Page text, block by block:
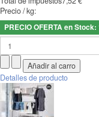
Precio / kg:
PRECIO OFERTA en Stock:
Detalles de producto